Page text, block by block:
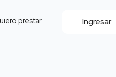
prestar Ingresar